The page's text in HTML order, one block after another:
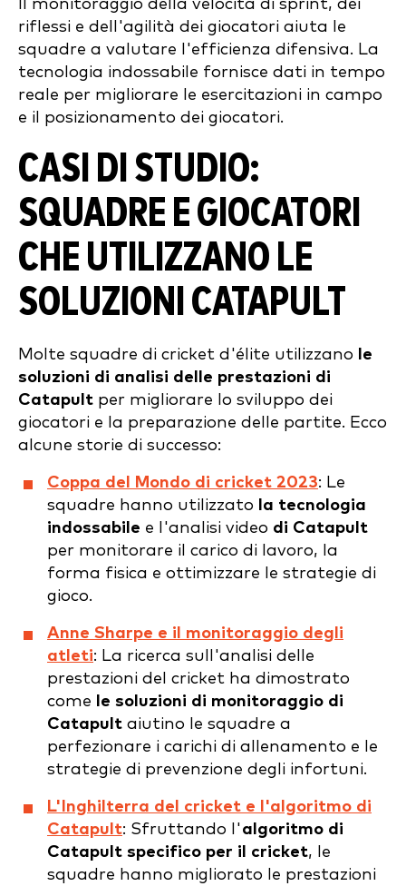
Il monitoraggio della velocità di sprint, dei
riflessi e dell'agilità dei giocatori aiuta le
squadre a valutare l'efficienza difensiva. La
tecnologia indossabile fornisce dati in tempo
reale per migliorare le esercitazioni in campo
e il posizionamento dei giocatori.
CASI DI STUDIO:
SQUADRE E GIOCATORI
CHE UTILIZZANO LE
SOLUZIONI CATAPULT
Molte squadre di cricket d'élite utilizzano
le
soluzioni di analisi delle prestazioni di
Catapult per migliorare lo sviluppo dei
giocatori e la preparazione delle partite. Ecco
alcune storie di successo:
Coppa del Mondo di cricket 2023: Le
squadre hanno utilizzato
la tecnologia
indossabile e l'analisi video di Catapult
per monitorare il carico di lavoro, la
forma fisica e ottimizzare le strategie di
gioco.
Anne Sharpe e il monitoraggio degli
atleti: La ricerca sull'analisi delle
prestazioni del cricket ha dimostrato
come
le soluzioni di monitoraggio di
Catapult aiutino le squadre a
perfezionare i carichi di allenamento e le
strategie di prevenzione degli infortuni.
L'Inghilterra del cricket e l'algoritmo di
Catapult: Sfruttando l'algoritmo di
Catapult specifico per il cricket, le
squadre hanno migliorato le prestazioni